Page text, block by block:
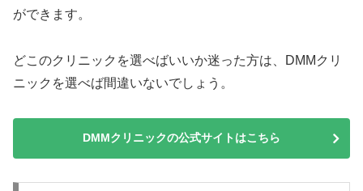
ができます。
どこのクリニックを選べばいいか迷った方は、DMMクリ
ニックを選べば間違いないでしょう。
DMMクリニックの公式サイトはこちら